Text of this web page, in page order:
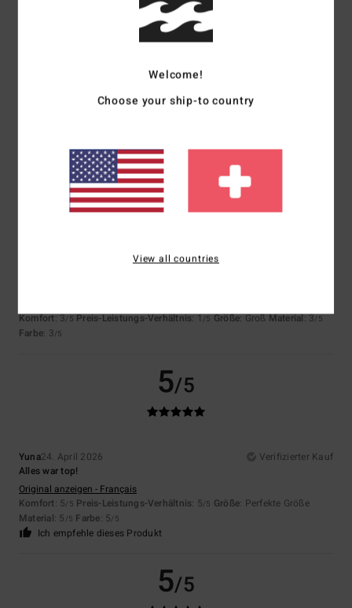
Farbe
3 /5
10. Juli 2026
Verifizierter Kauf
überhaupt nicht wert ist, möchte ich nicht noch einmal mit diesem
Komfort: 3/5 Preis-Leistungs-Verhältnis: 1/5 Größe: GroßMaterial: 3/5
Farbe: 3/5
5/5
Yuna24. April 2026
Verifizierter Kauf
Alles war top!
Original anzeigen - Français
Komfort: 5/5 Preis-Leistungs-Verhältnis: 5/5 Größe: Perfekte Größe
Material: 5 /5 Farbe: 5/5
Ich empfehle dieses Produkt
5/5
Welcome!
Choose your ship-to country
View all countries